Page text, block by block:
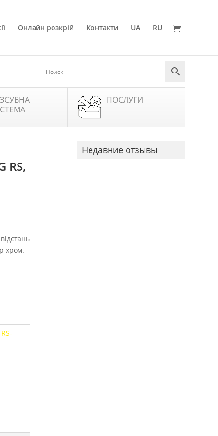
Онлайн розкрій Контакти UA RU
ПОСЛУГИ
RS,
хром.
RS-
Недавние отзывы